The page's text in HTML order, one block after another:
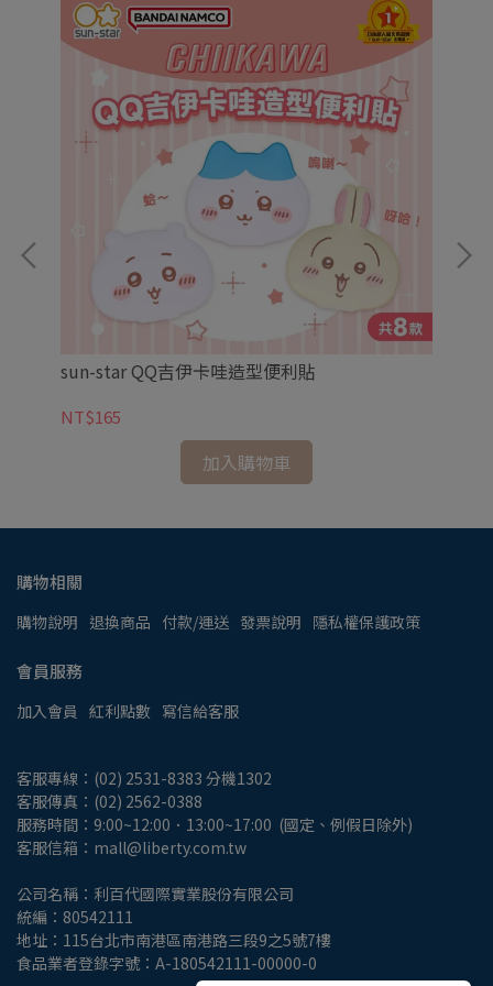
sun-star QQ吉伊卡哇造型便利貼
NT$165
加入購物車
購物相關
購物說明 退換商品 付款/運送 發票說明 隱私權保護政策
會員服務
加入會員 紅利點數 寫信給客服
客服專線：(02) 2531-8383 分機1302
客服傳真：(02) 2562-0388
服務時間：9:00~12:00．13:00~17:00  (國定、例假日除外)
客服信箱：mall@liberty.com.tw
公司名稱：利百代國際實業股份有限公司
統編：80542111
地址：115台北市南港區南港路三段9之5號7樓
食品業者登錄字號：A-180542111-00000-0